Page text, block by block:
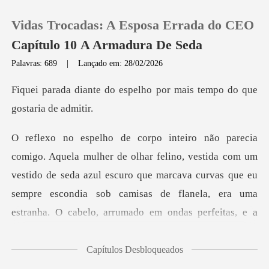
0
Histórico
Sair
Vidas Trocadas: A Esposa Errada do CEO
Capítulo 10 A Armadura De Seda
Palavras: 689 |Lançado em: 28/02/2026
espelho por mais tempo d
stida com um
vestido de seda azul escuro que marcava curvas que eu
sempre escondia sob cami
Capítulos Desbloqueados